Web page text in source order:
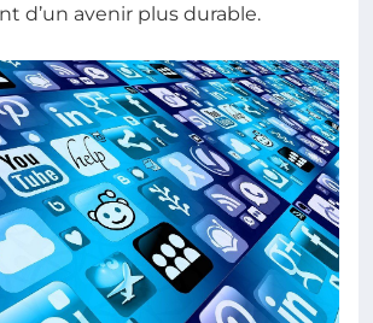
d’un avenir plus durable.